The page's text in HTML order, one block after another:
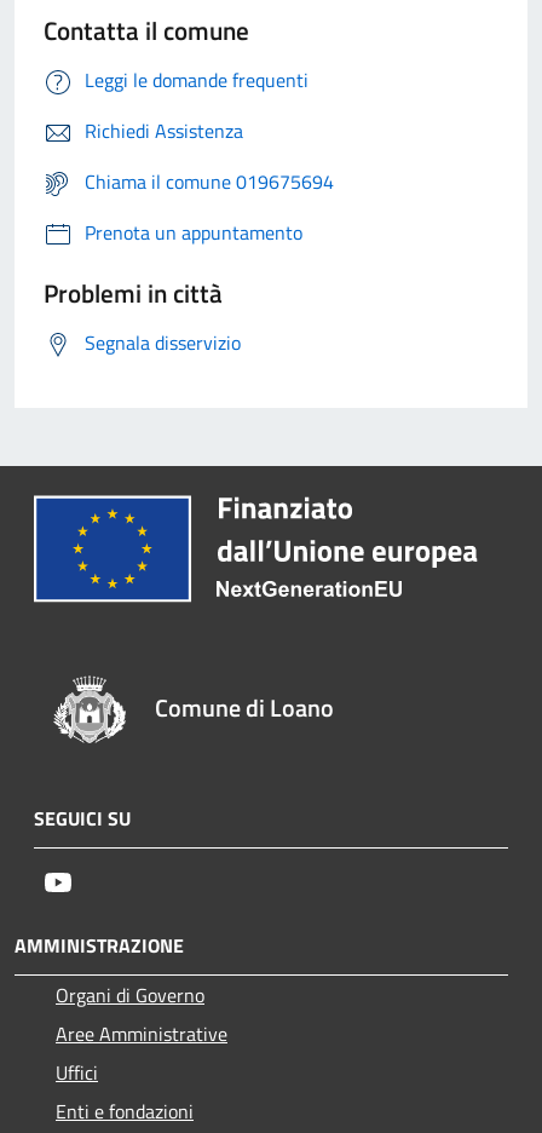
Contatta il comune
Leggi le domande frequenti
Richiedi Assistenza
Chiama il comune 019675694
Prenota un appuntamento
Problemi in città
Segnala disservizio
Comune di Loano
SEGUICI SU
AMMINISTRAZIONE
Organi di Governo
Aree Amministrative
Uffici
Enti e fondazioni